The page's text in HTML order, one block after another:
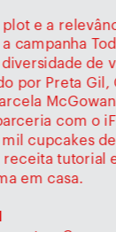
plot e a
campanha
de
por Preta Gil,
com o
cupcakes
tutorial
em casa.